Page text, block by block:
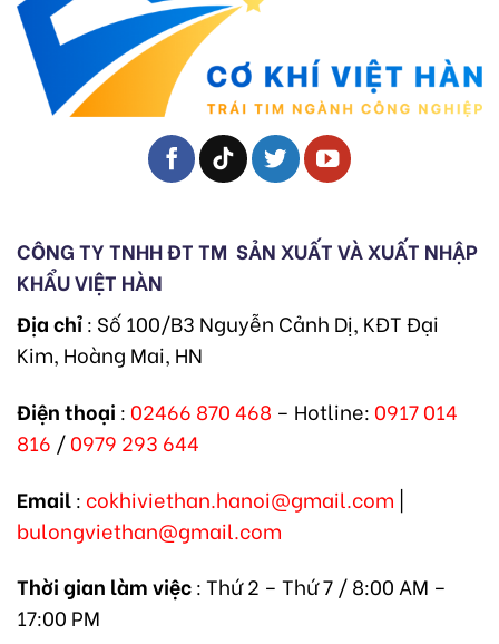
CÔNG TY TNHH ĐT TM SẢN XUẤT VÀ XUẤT NHẬP
KHẨU VIỆT HÀN
Địa chỉ: Số 100/B3 Nguyễn Cảnh Dị, KĐT Đại
Kim, Hoàng Mai, HN
Điện thoại : 02466 870 468 – Hotline: 0917 014
816 /0979 293 644
Email: cokhiviethan.hanoi@gmail.com |
bulongviethan@gmail.com
Thời gian làm việc: Thứ 2 – Thứ 7 / 8:00 AM –
17:00 PM